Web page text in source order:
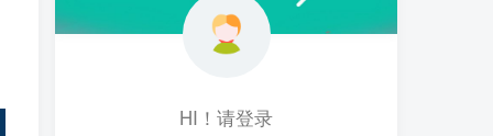
HI！请登录
HI！请登录